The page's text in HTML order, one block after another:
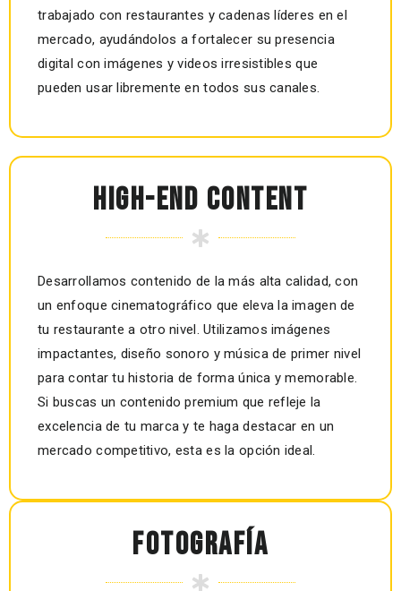
trabajado con restaurantes y cadenas líderes en el
mercado, ayudándolos a fortalecer su presencia
digital con imágenes y videos irresistibles que
pueden usar libremente en todos sus canales.
HIGH-END CONTENT
Desarrollamos contenido de la más alta calidad, con
un enfoque cinematográfico que eleva la imagen de
tu restaurante a otro nivel. Utilizamos imágenes
impactantes, diseño sonoro y música de primer nivel
para contar tu historia de forma única y memorable.
Si buscas un contenido premium que refleje la
excelencia de tu marca y te haga destacar en un
mercado competitivo, esta es la opción ideal.
FOTOGRAFÍA